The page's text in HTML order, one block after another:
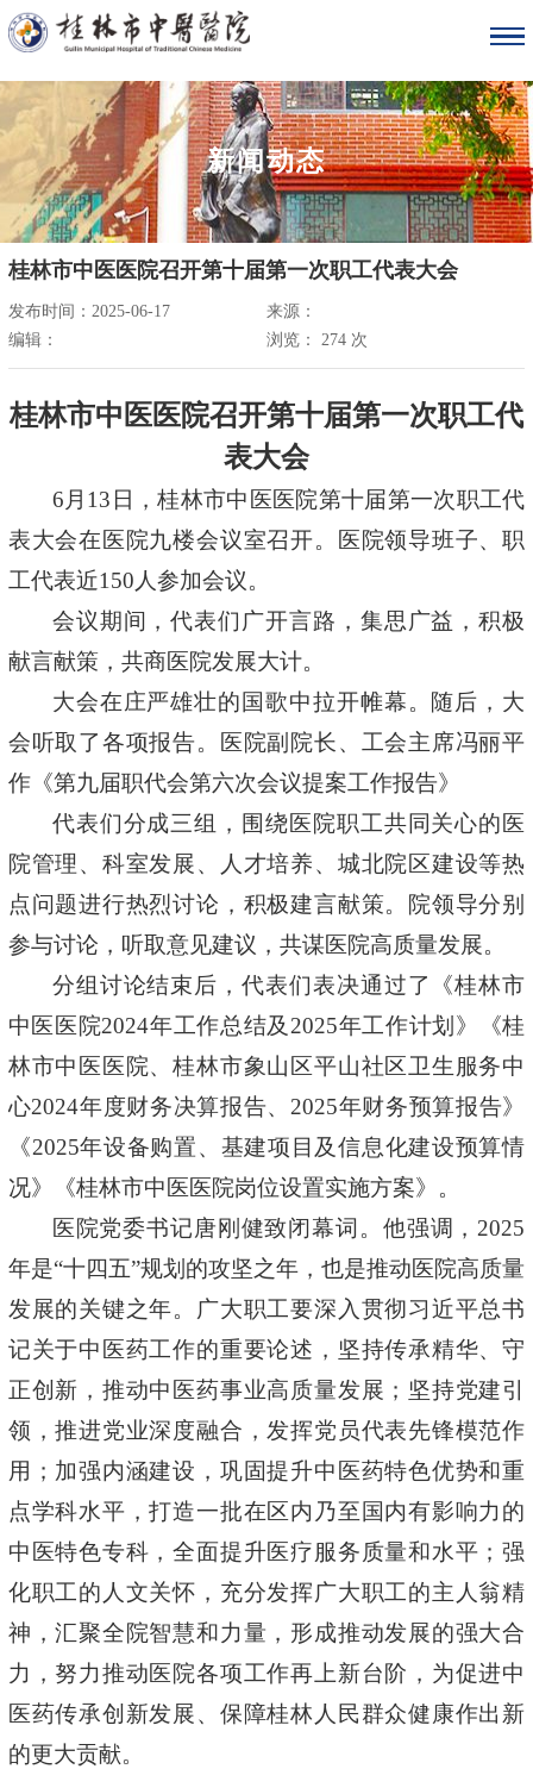
新闻动态
桂林市中医医院召开第十届第一次职工代表大会
发布时间：2025-06-17
来源：
编辑：
浏览： 274 次
桂林市中医医院召开第十届第一次职工代
表大会
6月13日，桂林市中医医院第十届第一次职工代
表大会在医院九楼会议室召开。医院领导班子、职
工代表近150人参加会议。
会议期间，代表们广开言路，集思广益，积极
献言献策，共商医院发展大计。
大会在庄严雄壮的国歌中拉开帷幕。随后，大
会听取了各项报告。医院副院长、工会主席冯丽平
作《第九届职代会第六次会议提案工作报告》
代表们分成三组，围绕医院职工共同关心的医
院管理、科室发展、人才培养、城北院区建设等热
点问题进行热烈讨论，积极建言献策。院领导分别
参与讨论，听取意见建议，共谋医院高质量发展。
分组讨论结束后，代表们表决通过了《桂林市
中医医院2024年工作总结及2025年工作计划》《桂
林市中医医院、桂林市象山区平山社区卫生服务中
心2024年度财务决算报告、2025年财务预算报告》
《2025年设备购置、基建项目及信息化建设预算情
况》《桂林市中医医院岗位设置实施方案》。
医院党委书记唐刚健致闭幕词。他强调， 2025
年是“十四五”规划的攻坚之年 ，也是推动医院高质量
发展的关键之年。广大职工要深入贯彻习近平总书
记关于中医药工作的重要论述 ，坚持传承精华、守
正创新，推动中医药事业高质量发展；坚持党建引
领 ，推进党业深度融合，发挥党员代表先锋模范作
用；加强内涵建设 ，巩固提升中医药特色优势和重
点学科水平，打造一批在区内乃至国内有影响力的
中医特色专科，全面提升医疗服务质量和水平；强
化职工的 人文关怀 ，充分发挥广大职工的主人翁精
神，汇聚全院智慧和力量，形成推动发展的强大合
力，努力推动医院各项工作再上新台阶，为促进中
医药传承创新发展、保障桂林人民群众健康作出新
的更大贡献。